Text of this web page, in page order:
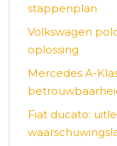
stappenplan
Volkswagen
oplossing
Mercedes A-
Fiat ducato: